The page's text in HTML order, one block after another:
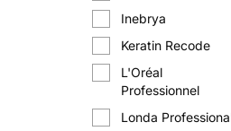
Vlasy
Inebrya
Keratin Recode
L'Oréal
Professionnel
Londa